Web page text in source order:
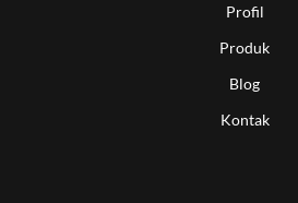
Profil
Produk
Blog
Kontak